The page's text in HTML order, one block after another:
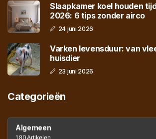
Slaapkamer koel houden
2026: 6 tips zonder airco
24 juni 2026
Varken levensduur: van
huisdier
23 juni 2026
Categorieën
Algemeen